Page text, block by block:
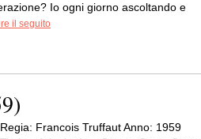
Io ogni giorno ascoltando e
il seguito
Regia: Francois Truffaut Anno: 1959